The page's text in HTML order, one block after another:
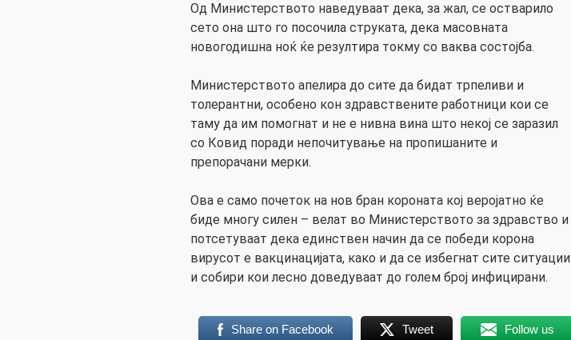
Од Министерството наведуваат дека, за жал, се остварило
сето она што го посочила струката, дека масовната
новогодишна ноќ ќе резултира токму со ваква состојба.
Министерството апелира до сите да бидат трпеливи и
толерантни, особено кон здравствените работници кои се
таму да им помогнат и не е нивна вина што некој се заразил
со Ковид поради непочитување на пропишаните и
препорачани мерки.
Ова е само почеток на нов бран короната кој веројатно ќе
биде многу силен – велат во Министерството за здравство и
потсетуваат дека единствен начин да се победи корона
вирусот е вакцинацијата, како и да се избегнат сите ситуации
и собири кои лесно доведуваат до голем број инфицирани.
Share on Facebook Tweet Follow us